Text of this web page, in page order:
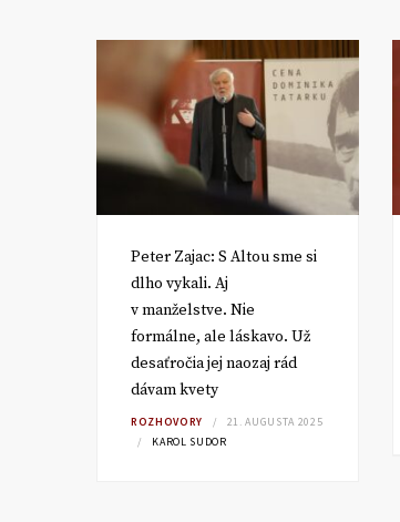
Peter Zajac: S Altou sme si
dlho vykali. Aj
v manželstve. Nie
formálne, ale láskavo. Už
desaťročia jej naozaj rád
dávam kvety
ROZHOVORY
21. AUGUSTA 2025
KAROL SUDOR